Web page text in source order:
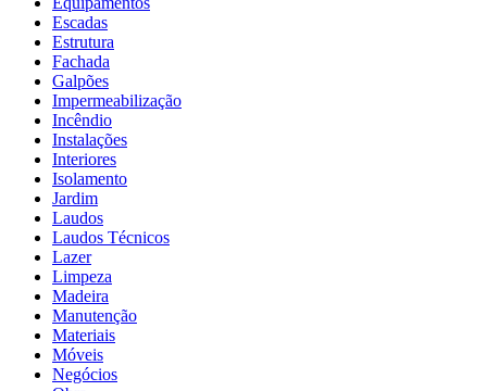
Escadas
Estrutura
Fachada
Galpões
Impermeabilização
Incêndio
Instalações
Interiores
Isolamento
Jardim
Laudos
Laudos Técnicos
Lazer
Limpeza
Madeira
Manutenção
Materiais
Móveis
Negócios